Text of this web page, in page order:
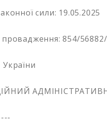
сили: 19.05.2025
854/